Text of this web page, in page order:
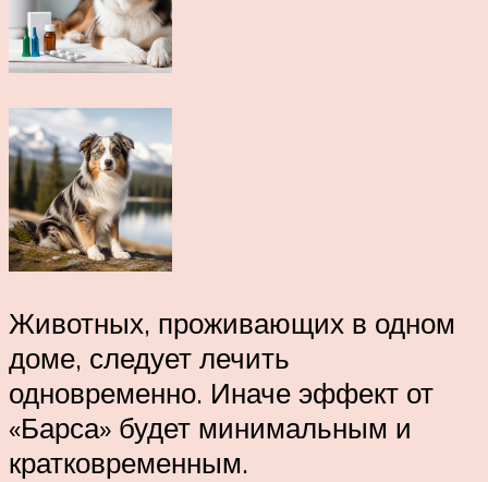
Животных, проживающих в одном
доме, следует лечить
одновременно. Иначе эффект от
«Барса» будет минимальным и
кратковременным.